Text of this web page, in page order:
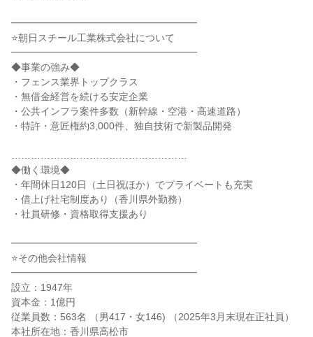
━━━━━━━━━━━━━━━━━━━
⭐朝日スチール工業株式会社について
━━━━━━━━━━━━━━━━━━━
◆事業の強み◆
・フェンス業界トップクラス
・無借金経営を続ける安定企業
・公共インフラ案件多数（新幹線・空港・高速道路）
・特許・意匠権約3,000件、独自技術で新製品開発
◆働く環境◆
・年間休日120日（土日祝ほか）でプライベートも充実
・借上げ社宅制度あり（香川県外勤務）
・社員研修・資格取得支援あり
━━━━━━━━━━━━━━━━━━━
⭐その他会社情報
━━━━━━━━━━━━━━━━━━━
設立：1947年
資本金：1億円
従業員数：563名 （男417・女146) （2025年3月末現在正社員）
本社所在地：香川県高松市